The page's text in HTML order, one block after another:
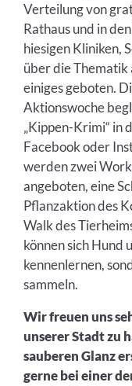
Verteilung von
Rathaus und in
hiesigen Kliniken,
über die
einiges geboten.
Aktionswoche
„Kippen-Krimi“ in
Facebook oder
werden zwei
angeboten, eine
Pflanzaktion des
Walk des
können sich Hund
kennenlernen,
sammeln.
Wir freuen uns
unserer Stadt zu
sauberen Glanz
gerne bei einer